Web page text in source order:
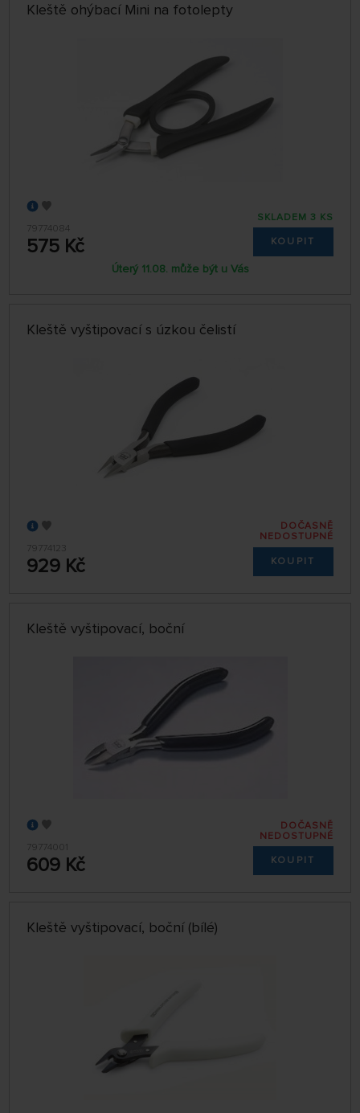
Kleště ohýbací Mini na fotolepty
79774084
575 Kč
SKLADEM 3 KS
KOUPIT
Úterý 11.08. může být u Vás
Kleště vyštipovací s úzkou čelistí
79774123
929 Kč
DOČASNĚ
NEDOSTUPNÉ
KOUPIT
Kleště vyštipovací, boční
79774001
609 Kč
DOČASNĚ
NEDOSTUPNÉ
KOUPIT
Kleště vyštipovací, boční (bílé)